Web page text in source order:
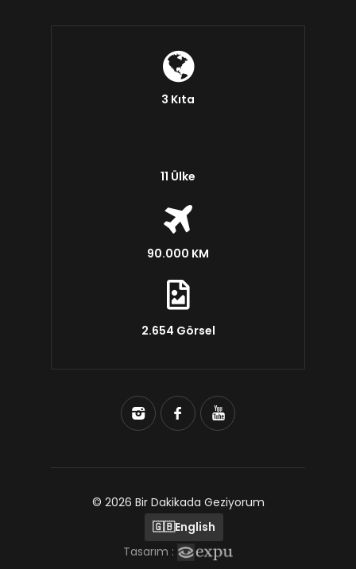
3 Kıta
11 Ülke
90.000 KM
2.654 Görsel
© 2026 Bir Dakikada Geziyorum
🇬🇧English
Tasarım :